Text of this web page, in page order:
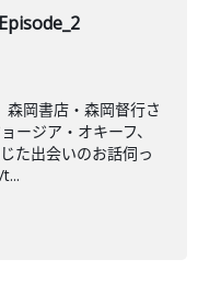
岡書店・森岡督行さ
ージア・オキーフ、
た出会いのお話伺っ